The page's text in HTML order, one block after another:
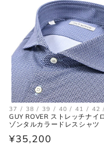
37 / 38 / 39 / 40 / 41 / 42
GUY ROVER ストレッチナイ
ゾンタルカラードレスシャツ
通
¥35,200